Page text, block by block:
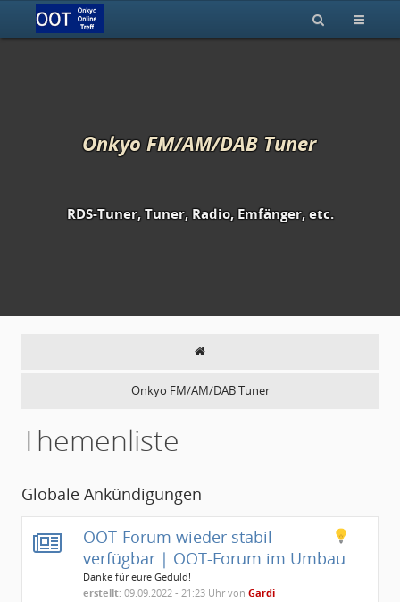
Onkyo FM/AM/DAB Tuner
RDS-Tuner, Tuner, Radio, Emfänger, etc.
Onkyo FM/AM/DAB Tuner
Themenliste
Globale Ankündigungen
OOT-Forum wieder stabil
verfügbar | OOT-Forum im Umbau
Danke für eure Geduld!
erstellt: 09.09.2022 - 21:23 Uhr vonGardi